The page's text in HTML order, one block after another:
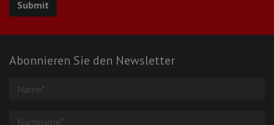
Abonnieren Sie den Newsletter